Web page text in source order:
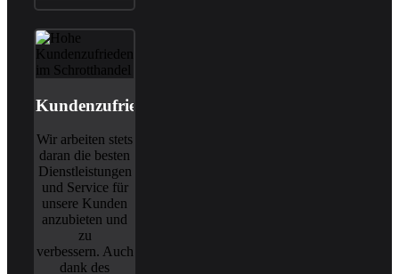
Kundenzufriedenheit
Wir arbeiten stets
daran die besten
Dienstleistungen
und Service für
unsere Kunden
anzubieten und
zu
verbessern. Auch
dank des